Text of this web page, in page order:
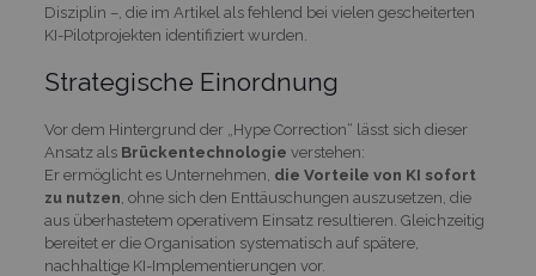
Disziplin –, die im Artikel als fehlend bei vielen gescheiterten
KI-Pilotprojekten identifiziert wurden.
Strategische Einordnung
Vor dem Hintergrund der „Hype Correction“ lässt sich dieser
Ansatz als Brückentechnologie verstehen:
Er ermöglicht es Unternehmen, die Vorteile von KI sofort
zu nutzen , ohne sich den Enttäuschungen auszusetzen, die
aus überhastetem operativem Einsatz resultieren. Gleichzeitig
bereitet er die Organisation systematisch auf spätere,
nachhaltige KI-Implementierungen vor.